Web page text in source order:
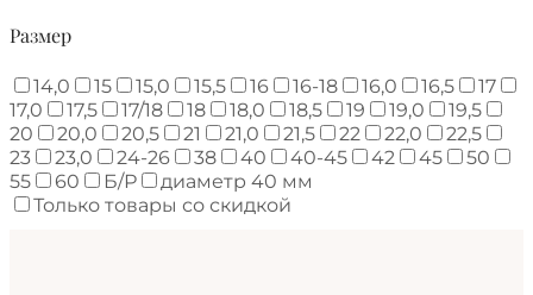
Размер
14,0 15 15,0 15,5 16 16-18 16,0 16,5
17
17,0
17,5 17/18 18 18,0 18,5 19 19,0
19,5
20
20,0 20,5 21 21,0 21,5 22 22,0
22,5
23
23,0 24-26 38 40 40-45 42 45
50
55
60 Б/Р
диаметр 40 мм
Только товары со скидкой